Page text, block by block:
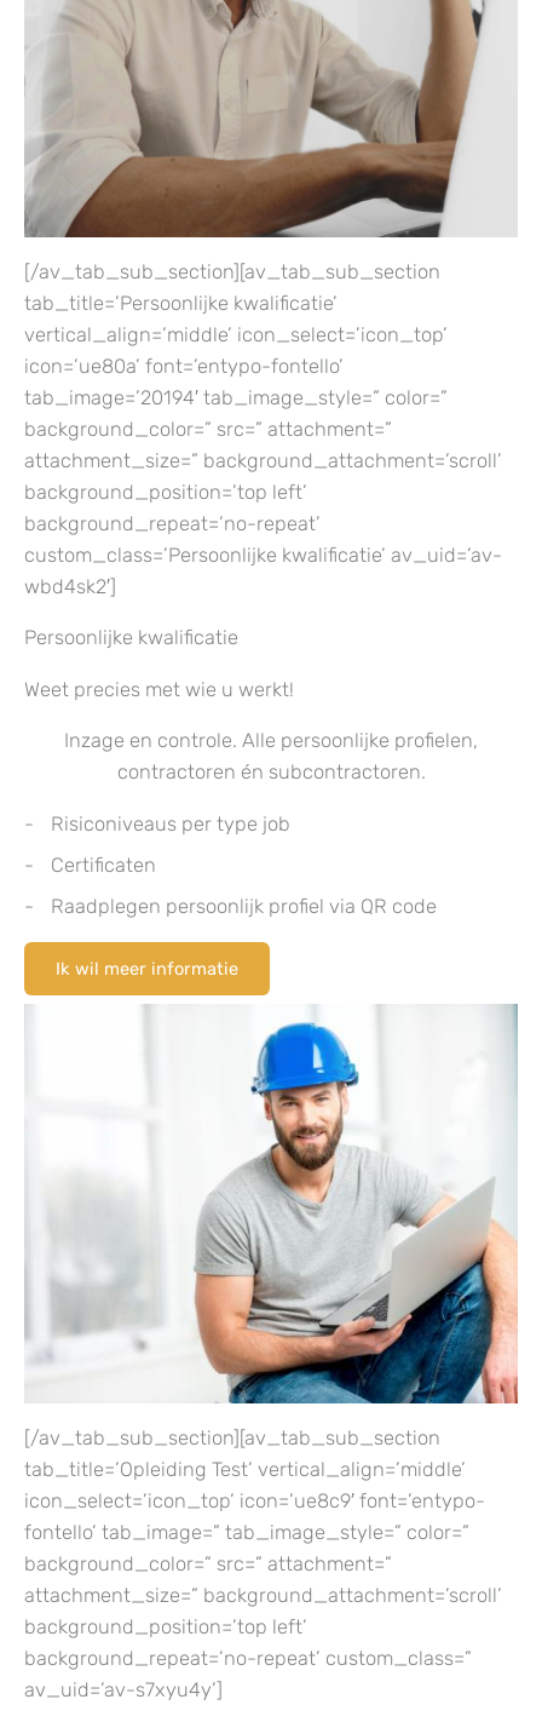
[/av_tab_sub_section][av_tab_sub_section
tab_title=’Persoonlijke kwalificatie’
vertical_align=’middle’ icon_select=’icon_top’
icon=’ue80a’ font=’entypo-fontello’
tab_image=’20194′ tab_image_style=” color=”
background_color=” src=” attachment=”
attachment_size=” background_attachment=’scroll’
background_position=’top left’
background_repeat=’no-repeat’
custom_class=’Persoonlijke kwalificatie’ av_uid=’av-
wbd4sk2′]
Persoonlijke kwalificatie
Weet precies met wie u werkt!
Inzage en controle. Alle persoonlijke profielen,
contractoren én subcontractoren.
Risiconiveaus per type job
Certificaten
Raadplegen persoonlijk profiel via QR code
Ik wil meer informatie
[/av_tab_sub_section][av_tab_sub_section
tab_title=’Opleiding Test’ vertical_align=’middle’
icon_select=’icon_top’ icon=’ue8c9′ font=’entypo-
fontello’ tab_image=” tab_image_style=” color=”
background_color=” src=” attachment=”
attachment_size=” background_attachment=’scroll’
background_position=’top left’
background_repeat=’no-repeat’ custom_class=”
av_uid=’av-s7xyu4y’]